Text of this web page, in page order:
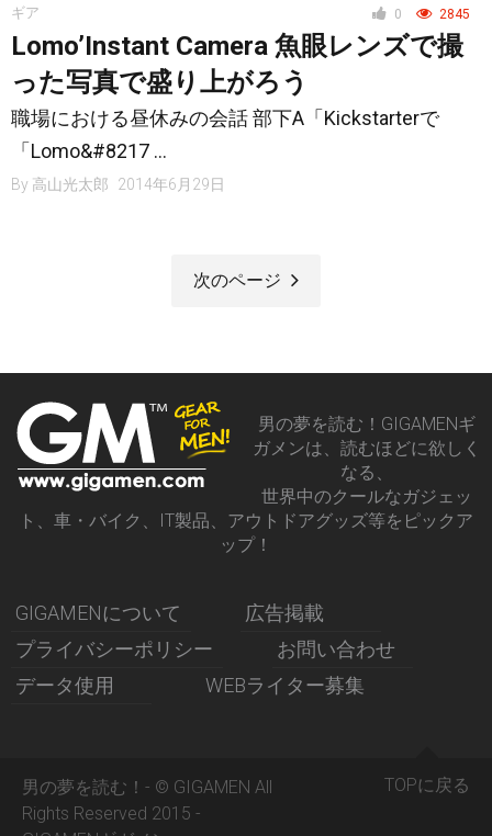
0 2845
ギア
Lomo’Instant Camera 魚眼レンズで撮
った写真で盛り上がろう
職場における昼休みの会話 部下A「Kickstarterで
「Lomo&#8217 …
By 高山光太郎 2014年6月29日
次のページ
男の夢を読む！GIGAMENギ
ガメンは、読むほどに欲しく
なる、
世界中のクールなガジェッ
ト、車・バイク、IT製品、アウトドアグッズ等をピックア
ップ！
GIGAMENについて
広告掲載
プライバシーポリシー
お問い合わせ
データ使用
WEBライター募集
男の夢を読む！- © GIGAMEN All
Rights Reserved 2015 -
TOPに戻る